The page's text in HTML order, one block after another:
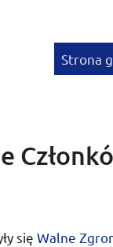
Strona
się Walne